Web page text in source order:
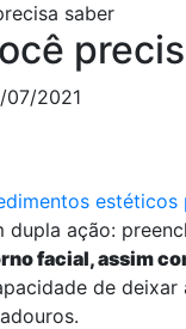
saber
07/2021
estéticos
ação:
facial, assim
de deixar